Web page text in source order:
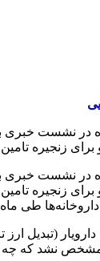
رئیس انجمن
برای زنجیره
رئیس انجمن
برای زنجیره
طی